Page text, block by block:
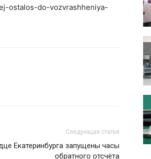
ostalos-do-vozvrashheniya-
Следующая статья
Екатеринбурга запущены часы
обратного отсчёта